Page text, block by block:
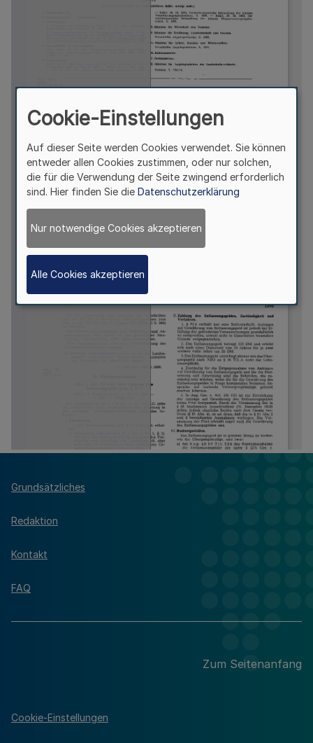
Grundsätzliches
Redaktion
Kontakt
FAQ
Zum Seitenanfang
Cookie-Einstellungen
Cookie-Einstellungen
Auf dieser Seite werden Cookies verwendet. Sie können
entweder allen Cookies zustimmen, oder nur solchen,
die für die Verwendung der Seite zwingend erforderlich
sind. Hier finden Sie die Datenschutzerklärung
Nur notwendige Cookies akzeptieren
Alle Cookies akzeptieren